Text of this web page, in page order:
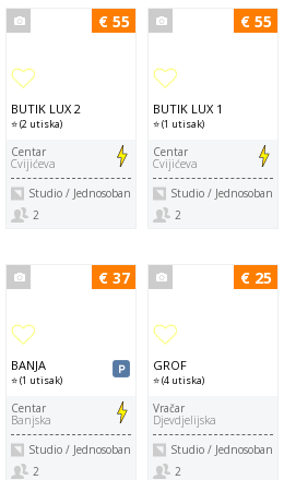
BUTIK LUX 2
⭐ (2 utiska)
Centar
Cvijićeva
Studio / Jednosoban
2
€ 55
BUTIK LUX 1
⭐ (1 utisak)
Centar
Cvijićeva
Studio / Jednosoban
2
€ 55
BANJA
⭐ (1 utisak)
Centar
Banjska
Studio / Jednosoban
2
€ 37
GROF
⭐ (4 utiska)
Vračar
Djevdjelijska
Studio / Jednosoban
2
€ 25